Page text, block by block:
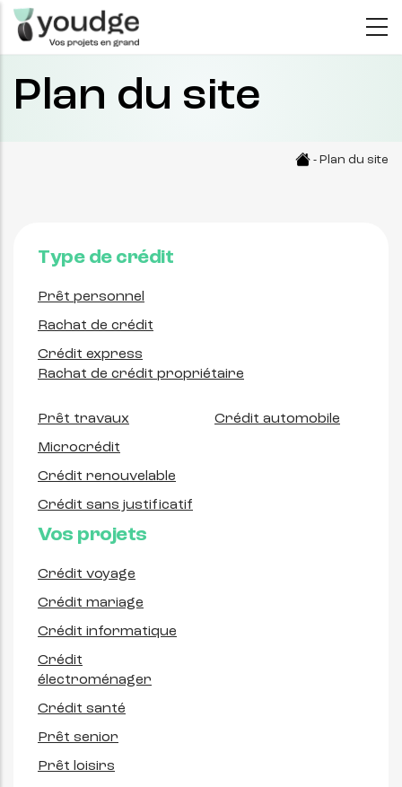
Aller
au
principal
Plan du site
- Plan du site
Type de crédit
Prêt personnel
Rachat de crédit
Crédit express
Rachat de crédit propriétaire
Prêt travaux
Microcrédit
Crédit automobile
Crédit renouvelable
Crédit sans justificatif
Vos projets
Crédit voyage
Crédit mariage
Crédit informatique
Crédit
électroménager
Crédit santé
Prêt senior
Prêt loisirs